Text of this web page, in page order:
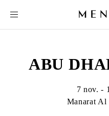
ABU
7 nov. -
Manarat Al